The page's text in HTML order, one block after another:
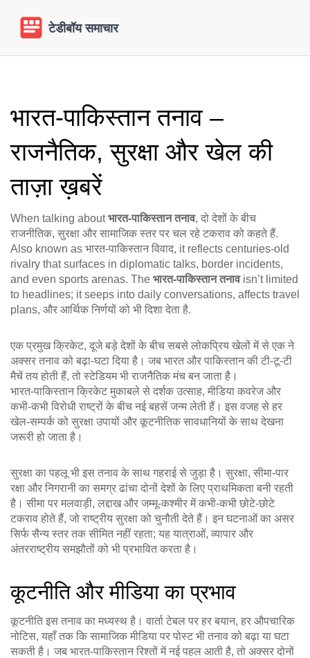
भारत‑पाकिस्तान तनाव –
राजनैतिक, सुरक्षा और खेल की
ताज़ा ख़बरें
When talking aboutभारत‑पाकिस्तान तनाव, दो देशों के बीच
राजनीतिक, सुरक्षा और सामाजिक स्तर पर चल रहे टकराव को कहते हैं.
Also known as भारत‑पाकिस्तान विवाद, it reflects centuries‑old
rivalry that surfaces in diplomatic talks, border incidents,
and even sports arenas. The भारत‑पाकिस्तान तनावisn’t limited
to headlines; it seeps into daily conversations, affects travel
plans, और आर्थिक निर्णयों को भी दिशा देता है.
एक प्रमुखक्रिकेट, दूजे बड़े देशों के बीच सबसे लोकप्रिय खेलों में से एक ने
अक्सर तनाव को बढ़ा‑घटा दिया है। जब भारत और पाकिस्तान की टी‑टू‑टी
मैचें तय होती हैं, तो स्टेडियम भी राजनैतिक मंच बन जाता है।
भारत‑पाकिस्तान क्रिकेट मुकाबले से दर्शक उत्साह, मीडिया कवरेज और
कभी‑कभी विरोधी राष्ट्रों के बीच नई बहसें जन्म लेती हैं। इस वजह से हर
खेल‑सम्पर्क को सुरक्षा उपायों और कूटनीतिक सावधानियों के साथ देखना
जरूरी हो जाता है।
सुरक्षा का पहलू भी इस तनाव के साथ गहराई से जुड़ा है। सुरक्षा, सीमा‑पार
रक्षा और निगरानी का समग्र ढांचा दोनों देशों के लिए प्राथमिकता बनी रहती
है। सीमा पर मलवाड़ी, लद्दाख और जम्मू‑कश्मीर में कभी‑कभी छोटे‑छोटे
टकराव होते हैं, जो राष्ट्रीय सुरक्षा को चुनौती देते हैं। इन घटनाओं का असर
सिर्फ सैन्य स्तर तक सीमित नहीं रहता; यह यात्राओं, व्यापार और
अंतरराष्ट्रीय समझौतों को भी प्रभावित करता है।
कूटनीति और मीडिया का प्रभाव
कूटनीति इस तनाव का मध्यस्थ है। वार्ता टेबल पर हर बयान, हर औपचारिक
नोटिस, यहाँ तक कि सामाजिक मीडिया पर पोस्ट भी तनाव को बढ़ा या घटा
सकती है। जब भारत‑पाकिस्तान रिश्तों में नई पहल आती है, तो अक्सर दोनों